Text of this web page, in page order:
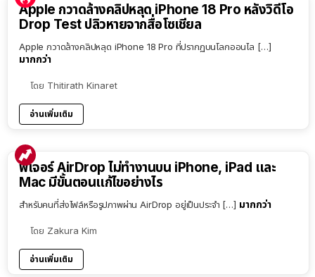
Apple กวาดล้างคลิปหลุด iPhone 18 Pro หลังวิดีโอ
Drop Test ปลิวหายจากสื่อโซเชียล
Apple กวาดล้างคลิปหลุด iPhone 18 Pro ที่ปรากฏบนโลกออนไล […]
มากกว่า
โดย Thitirath Kinaret
อ่านเพิ่มเติม
ฟีเจอร์ AirDrop ไม่ทำงานบน iPhone, iPad และ
Mac มีขั้นตอนแก้ไขอย่างไร
สำหรับคนที่ส่งไฟล์หรือรูปภาพผ่าน AirDrop อยู่เป็นประจำ […] มากกว่า
โดย Zakura Kim
อ่านเพิ่มเติม